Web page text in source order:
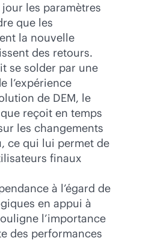
les paramètres
que les
la nouvelle
des retours.
se solder par une
l’expérience
de DEM, le
reçoit en temps
les changements
ce qui lui permet de
finaux
à l’égard de
en appui à
l’importance
des performances